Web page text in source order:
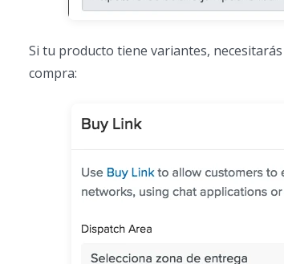
Si tu producto tiene variantes,
compra: